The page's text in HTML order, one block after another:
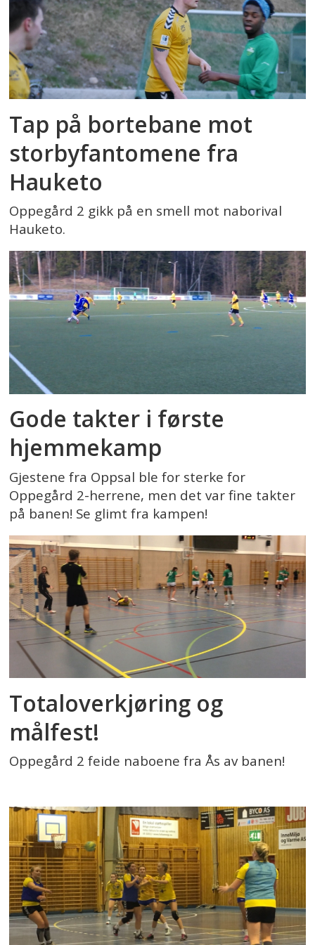
Tap på bortebane mot
storbyfantomene fra
Hauketo
Oppegård 2 gikk på en smell mot naborival
Hauketo.
Gode takter i første
hjemmekamp
Gjestene fra Oppsal ble for sterke for
Oppegård 2-herrene, men det var fine takter
på banen! Se glimt fra kampen!
Totaloverkjøring og
målfest!
Oppegård 2 feide naboene fra Ås av banen!